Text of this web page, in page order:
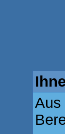
Aus